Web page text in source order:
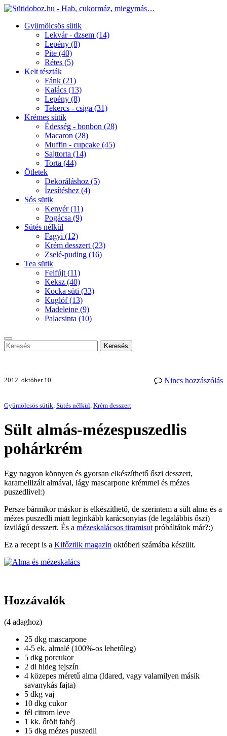
Gyümölcsös sütik
Lekvár - dzsem (14)
Lepény (8)
Pite (40)
Rétes (5)
Kelt tészták
Fánk (21)
Kalács (13)
Lepény (8)
Tekercs - csiga (31)
Krémes sütik
Édesség - bonbon (28)
Macaron (28)
Muffin - cupcake (45)
Sajttorta (14)
Torta (44)
Ötletek
Dekoráláshoz (5)
Ízesítéshez (4)
Sós sütik
Kenyér(11)
Pogácsa (9)
Sütés nélkül
Fagyi (12)
Krém desszert (23)
Zselé-puding (16)
Tea sütik
Felfújt (11)
Keksz (40)
Kocka süti (33)
Kuglóf(13)
Madeleine (9)
Palacsinta (10)
Keresés
Nincs hozzászólás
2012. október 10.
Gyümölcsös sütik Sütés nélkül Krém desszert
Sült almás-mézespuszedlis
pohárkrém
Egy nagyon könnyen és gyorsan elkészíthető őszi desszert,
karamellizált almával, lágy mascarpone krémmel és mézes
puszedlivel:)
Persze bármikor máskor is elkészíthető, de szerintem a sült alma és a
mézes puszedli miatt leginkább karácsonyias (de legalábbis őszi)
ízvilágú desszert. És a mézeskalácsos tiramisut próbáltátok már?:)
Ez a recept is a Kifőztük magazin októberi számába készült.
Hozzávalók
(4 adaghoz)
25 dkg mascarpone
4-5 ek. almalé (100%-os lehetőleg)
5 dkg porcukor
2 dl hideg tejszín
4 közepes méretű alma (Idared, vagy valamilyen másik
savanykás fajta)
5 dkg vaj
10 dkg cukor
fél citrom leve
1 kk. őrölt fahéj
15 dkg mézes puszedli